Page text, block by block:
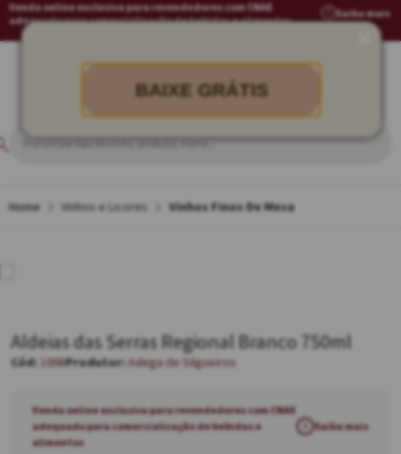
BAIXE GRÁTIS
Venda online exclusiva para revendedores com CNAE
adequado para comercialização de bebidas e alimentos
Saiba mais
Vinhos e Licores Vinhos Finos De Mesa
Aldeias das Serras Regional Branco 750ml
1008 Adega de Silgueiros
Venda online exclusiva para revendedores com CNAE
adequado para comercialização de bebidas e
alimentos
Saiba mais